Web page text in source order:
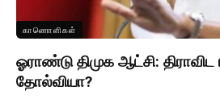
காணொளிகள்
ஓராண்டு திமுக ஆட்சி:
தோல்வியா?